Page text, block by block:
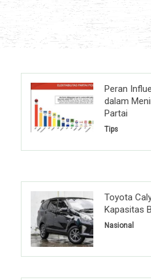
Peran
dalam
Partai
Tips
Toyota
Kapasitas
Nasional